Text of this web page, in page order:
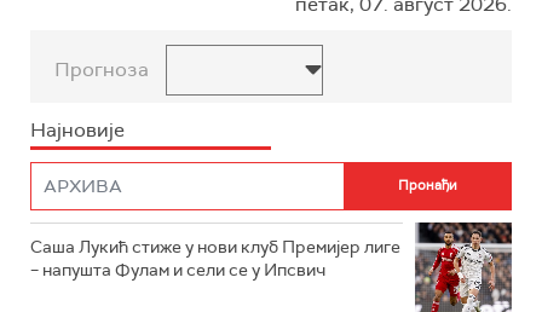
Прогноза
Најновије
Саша Лукић стиже у нови клуб Премијер лиге
– напушта Фулам и сели се у Ипсвич